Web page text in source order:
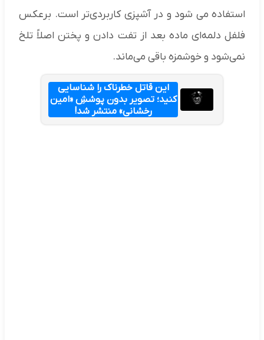
استفاده می شود و در آشپزی کاربردی‌تر است. برعکس
فلفل دلمه‌ای ماده بعد از تفت دادن و پختن اصلاً تلخ
نمی‌شود و خوشمزه باقی می‌ماند.
این قاتل خطرناک را شناسایی
کنید؛ تصویر بدون پوششِ «امین
رخشانی» منتشر شد!